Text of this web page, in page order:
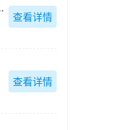
最新版
查看详情
查看详情